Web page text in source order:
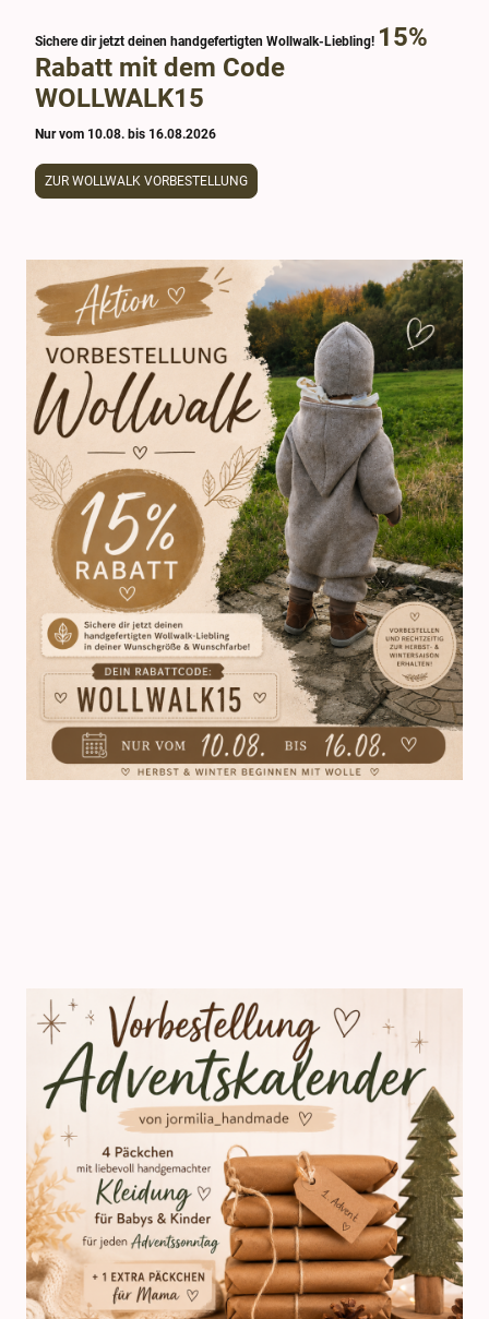
Sichere dir jetzt deinen handgefertigten Wollwalk-Liebling! 15%
Rabatt mit dem Code
WOLLWALK15
Nur vom 10.08. bis 16.08.2026
ZUR WOLLWALK VORBESTELLUNG